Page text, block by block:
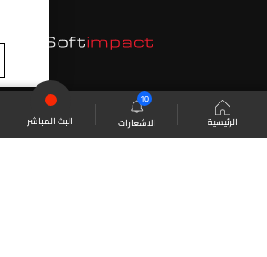
الرئيسية الاشعارات
10
البث المباشر
موقع البرامج الجدول